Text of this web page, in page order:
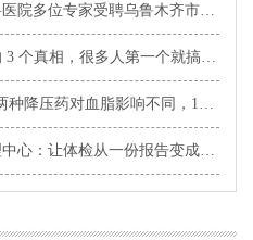
​喜报！乌鲁木齐爱尔眼科医院多位专家受聘乌鲁木齐市科协科技智库专家
为啥越补觉越累？失眠的 3 个真相，很多人第一个就搞错了
贝凡洛尔 vs 美托洛尔：两种降压药对血脂影响不同，136人临床研究数据解读
合肥京东方医院健康管理中心：让体检从一份报告变成终身管理